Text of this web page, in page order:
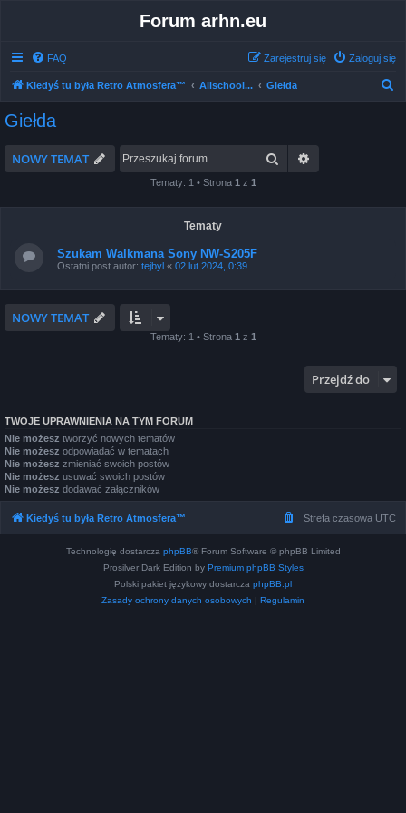
Forum arhn.eu
FAQ Zaloguj się
Zarejestruj się
Kiedyś tu była Retro Atmosfera™ Allschool... Giełda
Giełda
NOWY TEMAT Szukaj
Tematy: 1 • Strona 1 z 1
Tematy
Szukam Walkmana Sony NW-S205F
Ostatni post autor: tejbyl « 02 lut 2024, 0:39
NOWY TEMAT
Tematy: 1 • Strona 1 z 1
Przejdź do
TWOJE UPRAWNIENIA NA TYM FORUM
Nie możesz tworzyć nowych tematów
Nie możesz odpowiadać w tematach
Nie możesz zmieniać swoich postów
Nie możesz usuwać swoich postów
Nie możesz dodawać załączników
Kiedyś tu była Retro Atmosfera™ Strefa czasowa UTC
Technologię dostarcza phpBB® Forum Software © phpBB Limited
Prosilver Dark Edition by Premium phpBB Styles
Polski pakiet językowy dostarcza phpBB.pl
Zasady ochrony danych osobowych | Regulamin